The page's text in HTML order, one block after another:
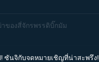
ของสี่จักรพรรดิบิ๊กมัม
! ซันจิกับจดหมายเชิญที่น่าสะพรึง!